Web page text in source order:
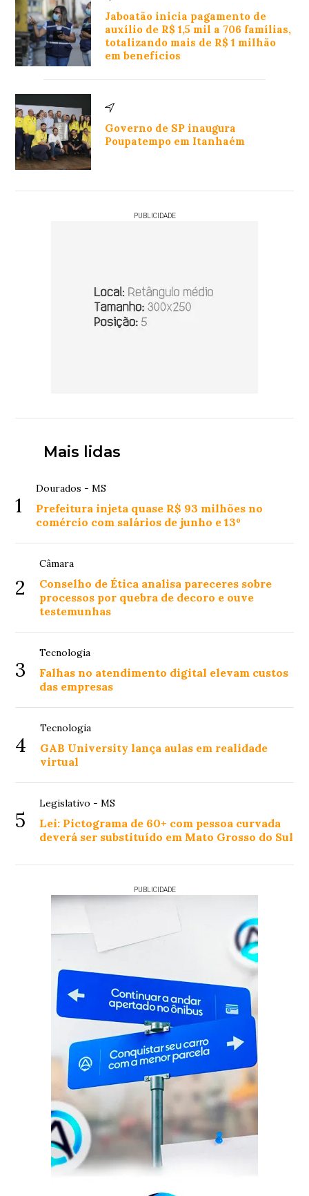
Jaboatão inicia pagamento de
auxílio de R$ 1,5 mil a 706 famílias,
totalizando mais de R$ 1 milhão
em benefícios
Governo de SP inaugura
Poupatempo em Itanhaém
PUBLICIDADE
Mais lidas
1
Dourados - MS
Prefeitura injeta quase R$ 93 milhões no
comércio com salários de junho e 13º
2
Câmara
Conselho de Ética analisa pareceres sobre
processos por quebra de decoro e ouve
testemunhas
3
Tecnologia
Falhas no atendimento digital elevam custos
das empresas
4
Tecnologia
GAB University lança aulas em realidade
virtual
5
Legislativo - MS
Lei: Pictograma de 60+ com pessoa curvada
deverá ser substituído em Mato Grosso do Sul
PUBLICIDADE